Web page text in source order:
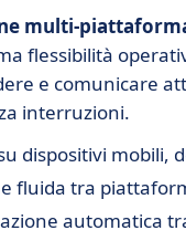
multi-
flessibilità
e comunicare
interruzioni.
dispositivi mobili,
fluida tra
automatica